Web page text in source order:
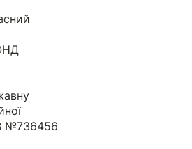
№736456